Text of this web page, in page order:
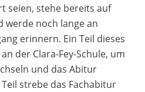
seien, stehe bereits auf
werde noch lange an
erinnern. Ein Teil dieses
der Clara-Fey-Schule, um
und das Abitur
strebe das Fachabitur